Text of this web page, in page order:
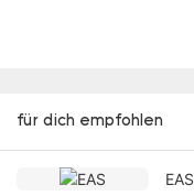
für dich empfohlen
EAS